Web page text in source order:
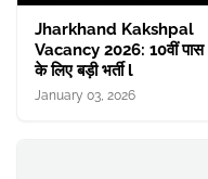
Jharkhand Kakshpal
Vacancy 2026: 10वीं पास
के लिए बड़ी भर्ती l
January 03, 2026